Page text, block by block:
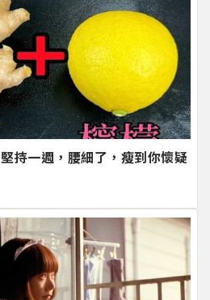
持一週，腰細了，瘦到你懷疑